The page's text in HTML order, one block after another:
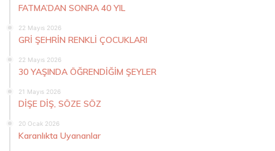
FATMA’DAN SONRA 40 YIL
22 Mayıs 2026
GRİ ŞEHRİN RENKLİ ÇOCUKLARI
22 Mayıs 2026
30 YAŞINDA ÖĞRENDİĞİM ŞEYLER
21 Mayıs 2026
DİŞE DİŞ, SÖZE SÖZ
20 Ocak 2026
Karanlıkta Uyananlar